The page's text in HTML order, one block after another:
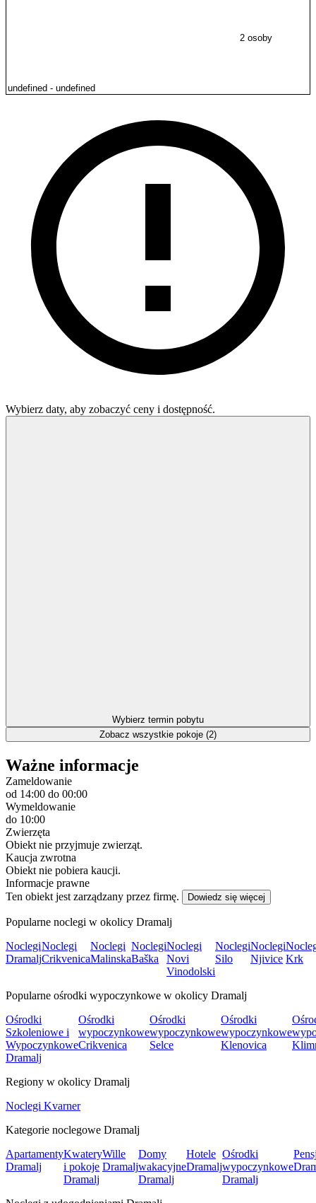
2 osoby
Wybierz daty, aby zobaczyć ceny i dostępność.
Wybierz termin pobytu
Zobacz wszystkie pokoje (2)
Ważne informacje
Zameldowanie
od 14:00 do 00:00
Wymeldowanie
do 10:00
Zwierzęta
Obiekt nie przyjmuje zwierząt.
Kaucja zwrotna
Obiekt nie pobiera kaucji.
Informacje prawne
Ten obiekt jest zarządzany przez firmę.
Dowiedz się więcej
Popularne noclegi w okolicy Dramalj
Noclegi
Dramalj
Noclegi
Crikvenica
Noclegi
Malinska
Noclegi
Baška
Noclegi
Novi
Vinodolski
Noclegi
Silo
Noclegi
Njivice Krk
Popularne ośrodki wypoczynkowe w okolicy Dramalj
Ośrodki
Szkoleniowe i
Wypoczynkowe
Dramalj
Ośrodki
wypoczynkowe
Crikvenica
Ośrodki
wypoczynkowe
Selce
Ośrodki
wypoczynkowe
Klenovica
Regiony w okolicy Dramalj
Noclegi Kvarner
Kategorie noclegowe Dramalj
Apartamenty
Dramalj
Kwatery
i pokoje
Dramalj
Wille
Dramalj
Domy
wakacyjne
Dramalj
Hotele
Dramalj
Ośrodki
wypoczynkowe
Dramalj